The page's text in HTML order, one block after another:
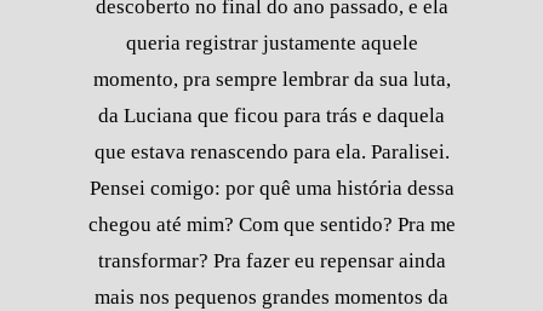
descoberto no final do ano passado, e ela
queria registrar justamente aquele
momento, pra sempre lembrar da sua luta,
da Luciana que ficou para trás e daquela
que estava renascendo para ela. Paralisei.
Pensei comigo: por quê uma história dessa
chegou até mim? Com que sentido? Pra me
transformar? Pra fazer eu repensar ainda
mais nos pequenos grandes momentos da